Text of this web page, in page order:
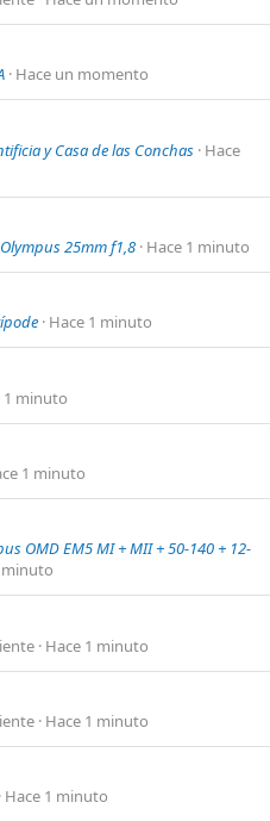
Hace un momento
y Casa de las Conchas Hace
25mm f1,8 Hace 1 minuto
Hace 1 minuto
1 minuto
1 minuto
OMD EM5 MI + MII + 50-140 + 12-
minuto
Hace 1 minuto
Hace 1 minuto
Hace 1 minuto